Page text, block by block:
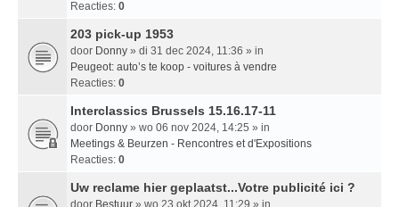
Reacties: 0
203 pick-up 1953
door Donny » di 31 dec 2024, 11:36 » in
Peugeot: auto’s te koop - voitures à vendre
Reacties: 0
Interclassics Brussels 15.16.17-11
door Donny » wo 06 nov 2024, 14:25 » in
Meetings & Beurzen - Rencontres et d'Expositions
Reacties: 0
Uw reclame hier geplaatst...Votre publicité ici ?